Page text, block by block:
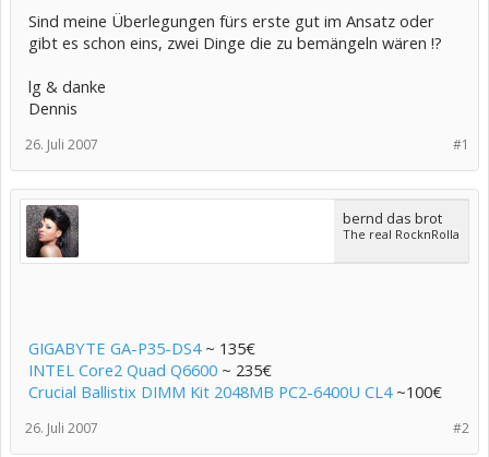
Sind meine Überlegungen fürs erste gut im Ansatz oder
gibt es schon eins, zwei Dinge die zu bemängeln wären !?
lg & danke
Dennis
#1
26. Juli 2007
bernd das brot
The real RocknRolla
GIGABYTE GA-P35-DS4~ 135€
INTEL Core2 Quad Q6600 ~ 235€
Crucial Ballistix DIMM Kit 2048MB PC2-6400U CL4~100€
#2
26. Juli 2007